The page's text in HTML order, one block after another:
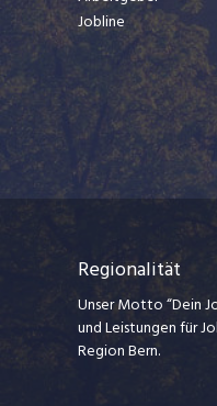
Jobline
Regionalität
Unser Motto “Dein
und Leistungen für
Region Bern.